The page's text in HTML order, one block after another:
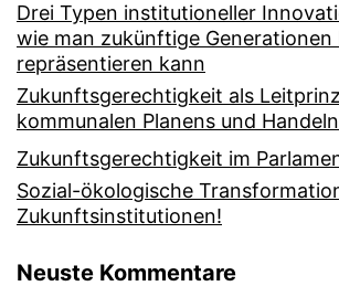
Drei Typen institutioneller
wie man zukünftige
repräsentieren kann
Zukunftsgerechtigkeit als
kommunalen Planens und
Zukunftsgerechtigkeit im
Sozial-ökologische
Zukunftsinstitutionen!
Neuste Kommentare